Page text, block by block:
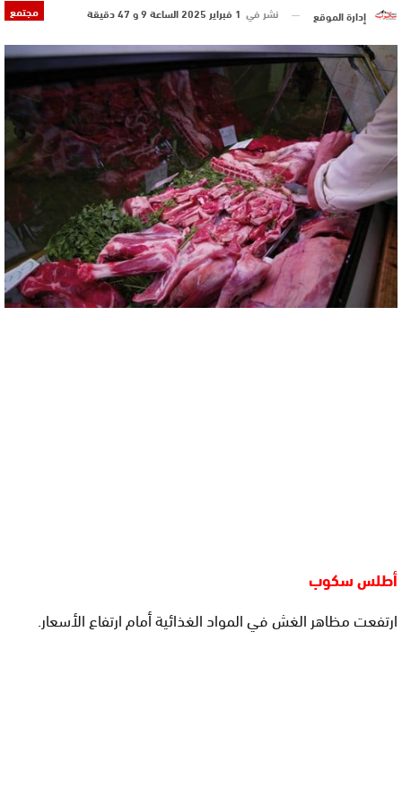
مجتمع إدارة الموقع نشر في 1 فبراير 2025 الساعة 9 و 47 دقيقة
أطلس سكوب
ارتفعت مظاهر الغش في المواد الغذائية أمام ارتفاع الأسعار.